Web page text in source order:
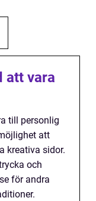
att vara
till personlig
att
kreativa sidor.
och
för andra